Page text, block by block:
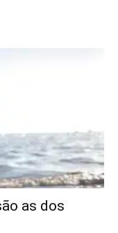
as dos